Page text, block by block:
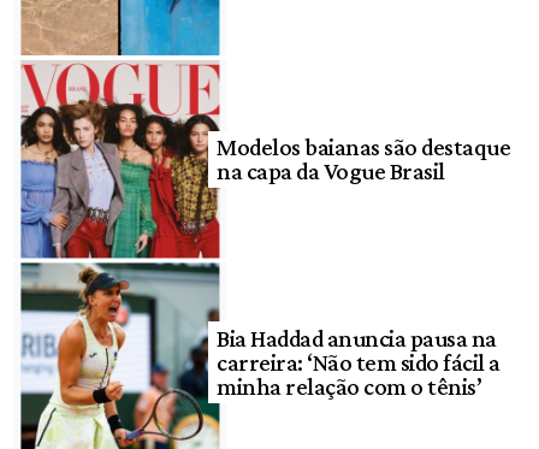
Modelos baianas são destaque
na capa da Vogue Brasil
Bia Haddad anuncia pausa na
carreira: ‘Não tem sido fácil a
minha relação com o tênis’